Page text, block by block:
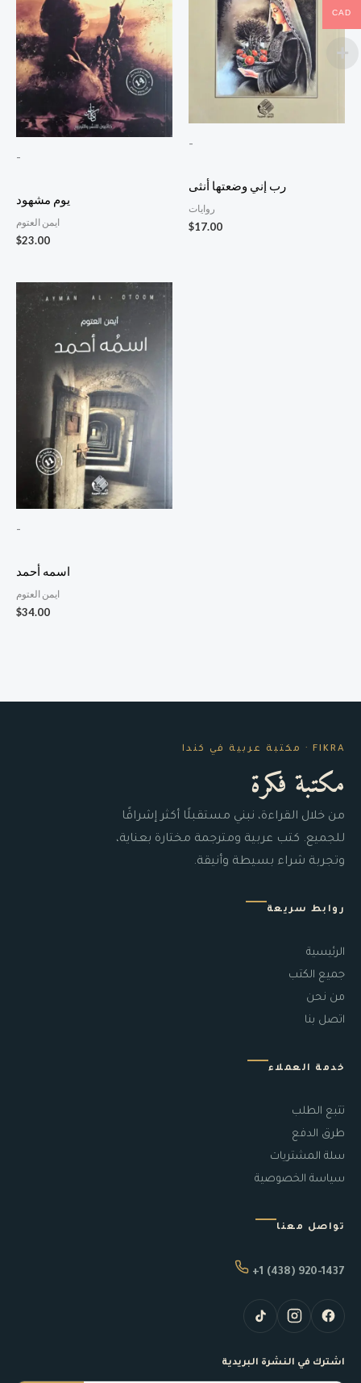
-
يوم مشهود
ايمن العتوم
$23.00
-
رب إني وضعتها أنثى
روايات
$17.00
-
اسمه أحمد
ايمن العتوم
$34.00
FIKRA · مكتبة عربية في كندا
مكتبة فكرة
من خلال القراءة، نبني مستقبلًا أكثر إشراقًا
للجميع. كتب عربية ومترجمة مختارة بعناية،
وتجربة شراء بسيطة وأنيقة.
روابط سريعة
الرئيسية
جميع الكتب
من نحن
اتصل بنا
خدمة العملاء
تتبع الطلب
طرق الدفع
سلة المشتريات
سياسة الخصوصية
تواصل معنا
+1 (438) 920-1437
اشترك في النشرة البريدية
CAD